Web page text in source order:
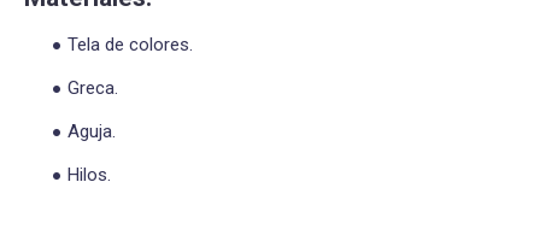
Tela de colores.
Greca.
Aguja.
Hilos.